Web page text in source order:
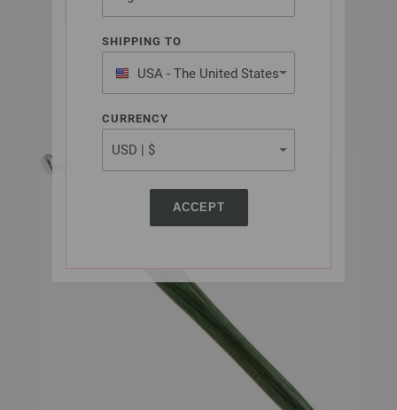
SHIPPING TO
USA - The United States
of America
CURRENCY
ACCEPT
DISEÑO DE MADERA
SIGNAL NO. 5,5